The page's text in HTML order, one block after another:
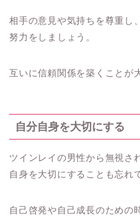
相手の意見や気持ちを尊重し
努力をしましょう。
互いに信頼関係を築くことが
自分自身を大切にする
ツインレイの男性から無視さ
自身を大切にすることも忘れ
自己啓発や自己成長のための